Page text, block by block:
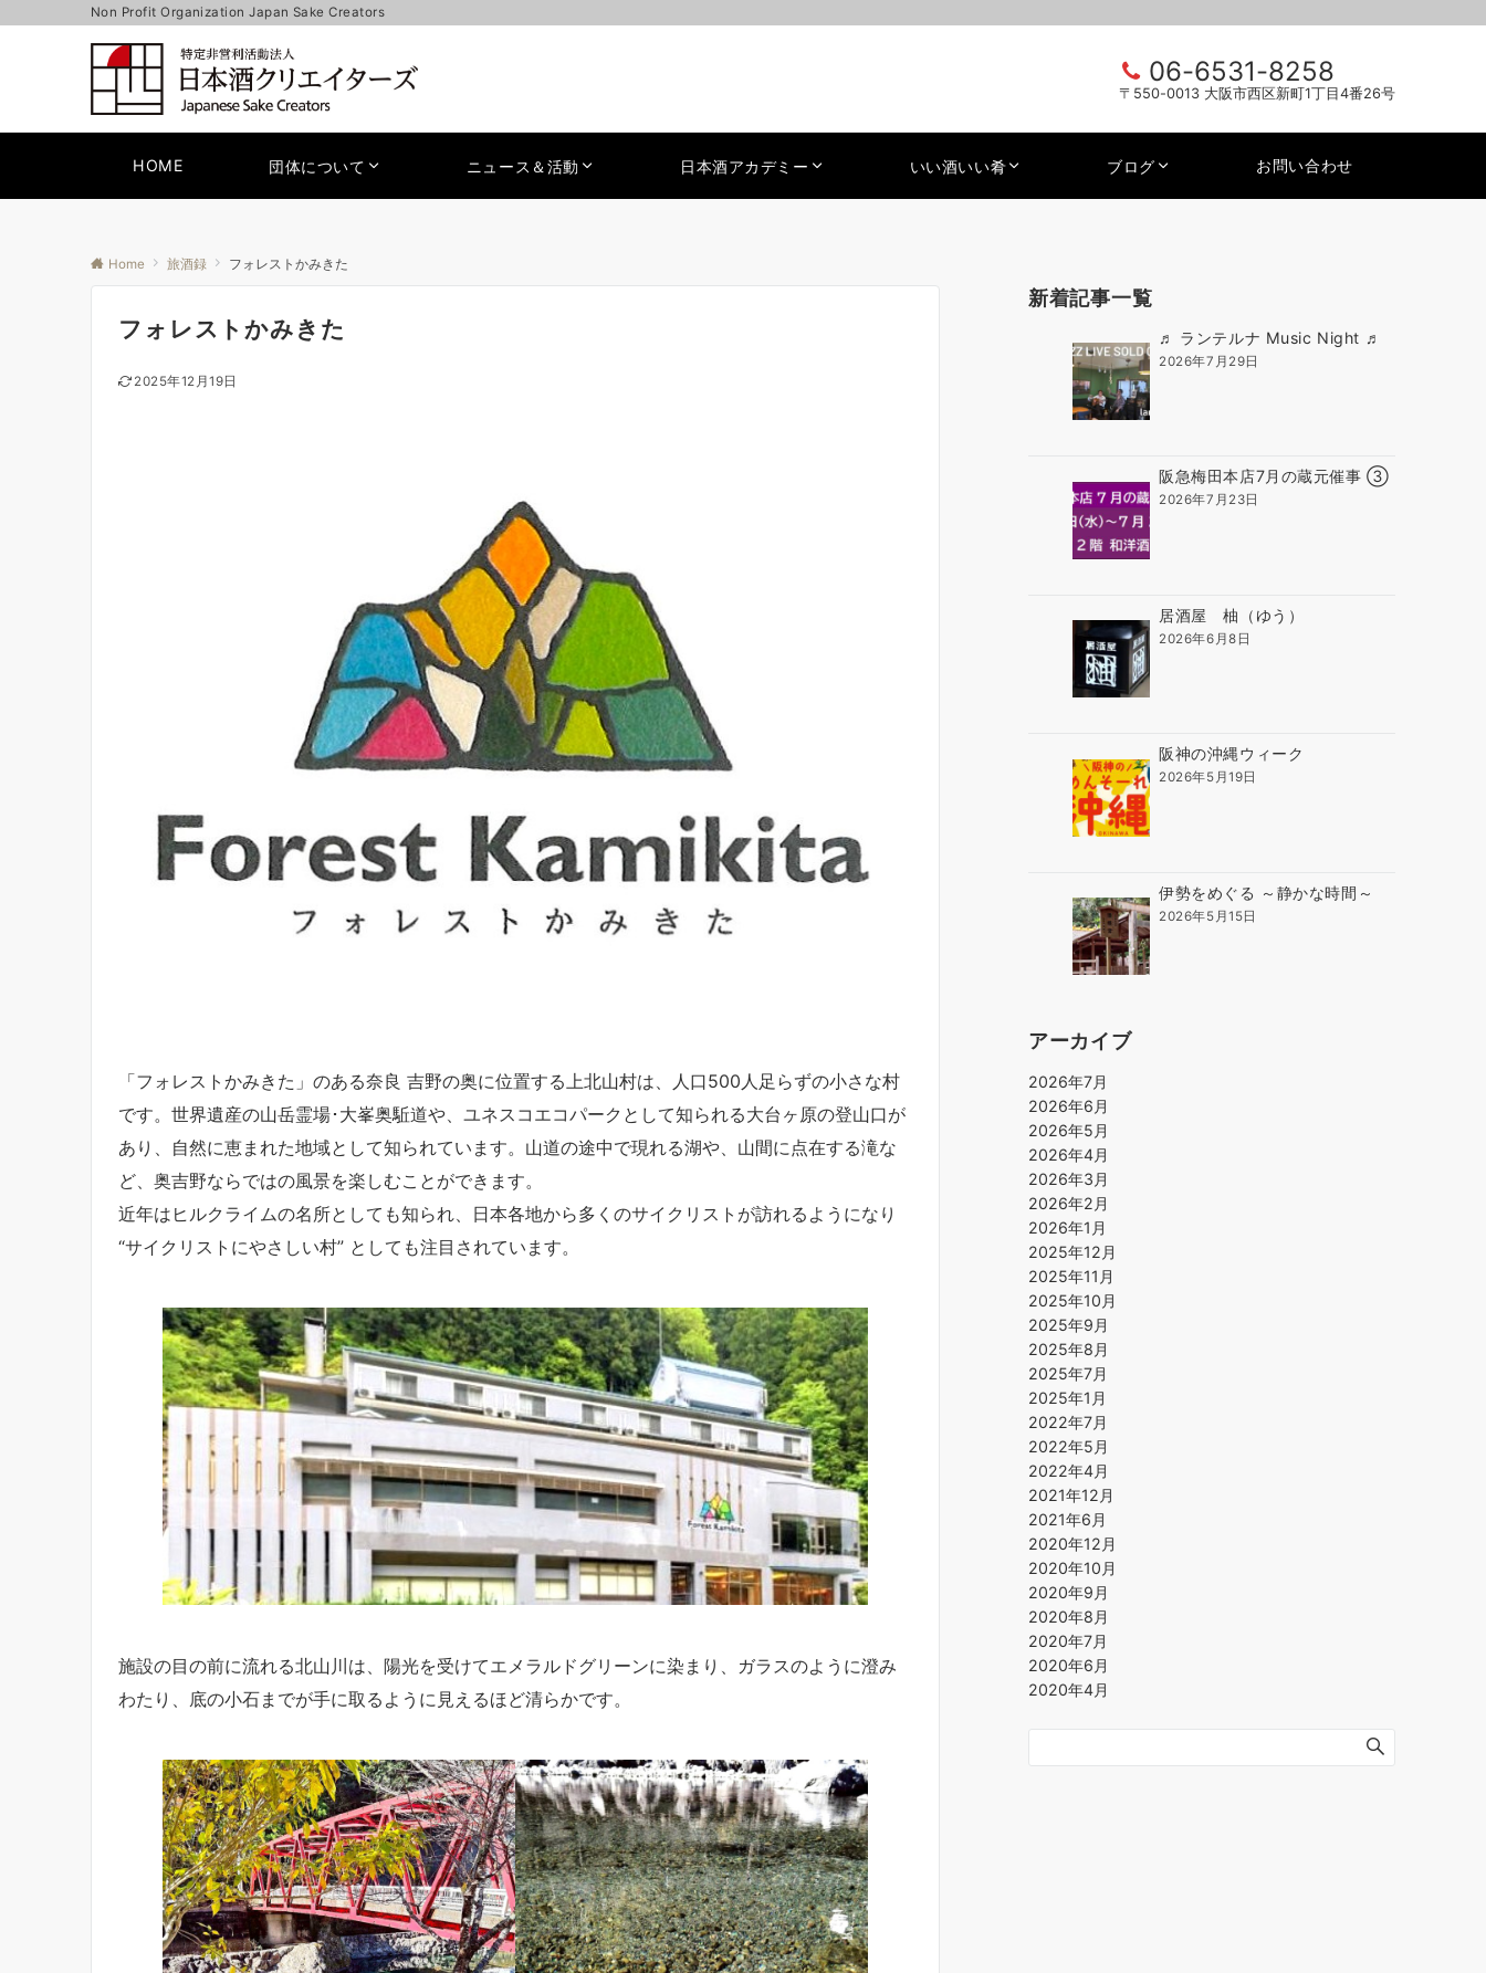
Non Profit Organization Japan Sake Creators
06-6531-8258
〒550-0013 大阪市西区新町1丁目4番26号
HOME 団体について ニュース＆活動 日本酒アカデミー いい酒いい肴 ブログ お問い合わせ
Home 旅酒録 フォレストかみきた
フォレストかみきた
2025年12月19日
「フォレストかみきた」のある奈良 吉野の奥に位置する上北山村は、人口500人足らずの小さな村
です。世界遺産の山岳霊場･大峯奥駈道や、ユネスコエコパークとして知られる大台ヶ原の登山口が
あり、自然に恵まれた地域として知られています。山道の途中で現れる湖や、山間に点在する滝な
ど、奥吉野ならではの風景を楽しむことができます。
近年はヒルクライムの名所としても知られ、日本各地から多くのサイクリストが訪れるようになり
“サイクリストにやさしい村” としても注目されています。
施設の目の前に流れる北山川は、陽光を受けてエメラルドグリーンに染まり、ガラスのように澄み
わたり、底の小石までが手に取るように見えるほど清らかです。
新着記事一覧
♬ ランテルナ Music Night ♬
2026年7月29日
阪急梅田本店7月の蔵元催事 ③
2026年7月23日
居酒屋 柚（ゆう）
2026年6月8日
阪神の沖縄ウィーク
2026年5月19日
伊勢をめぐる ～静かな時間～
2026年5月15日
アーカイブ
2026年7月
2026年6月
2026年5月
2026年4月
2026年3月
2026年2月
2026年1月
2025年12月
2025年11月
2025年10月
2025年9月
2025年8月
2025年7月
2025年1月
2022年7月
2022年5月
2022年4月
2021年12月
2021年6月
2020年12月
2020年10月
2020年9月
2020年8月
2020年7月
2020年6月
2020年4月